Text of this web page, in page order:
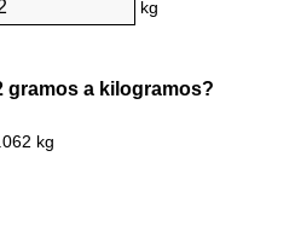
kg
gramos a kilogramos?
kg